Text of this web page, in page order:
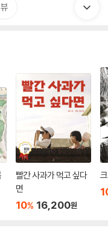
빨간 사과가 먹고 싶다
면
10% 16,200원